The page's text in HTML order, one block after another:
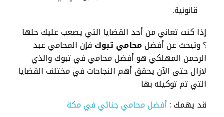
قانونية.
إذا كنت تعاني من أحد القضايا التي يصعب عليك حلها
؟ وتبحث عن أفضلمحامي تبوكفإن المحامي عبد
الرحمن المهلكي هو أفضل محامي في تبوك والذي
لازال حتى الآن يحقق أهم النجاحات في مختلف القضايا
التي تم توكيله بها
قد يهمك :أفضل محامي جنائي في مكة